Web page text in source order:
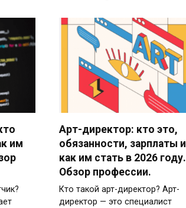
им
Арт-директор: кто это,
обязанности, зарплаты и
как им стать в 2026 году.
Обзор профессии.
Кто такой арт-директор? Арт-
директор — это специалист